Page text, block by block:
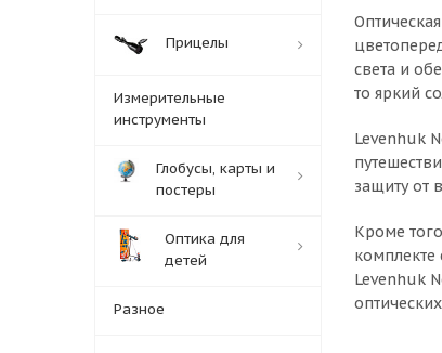
света и
то яркий
Levenhuk
защиту от
Кроме
Levenhuk
Прицелы
Измерительные
инструменты
Глобусы, карты и
постеры
Оптика для
детей
Разное